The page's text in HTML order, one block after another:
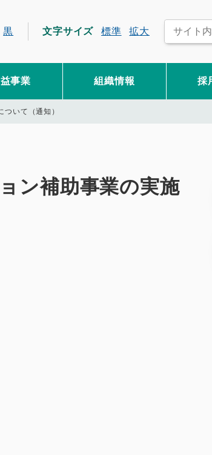
文字サイズ 標準 拡大
黒
事業 組織情報 採
いて（通知）
ン補助事業の実施